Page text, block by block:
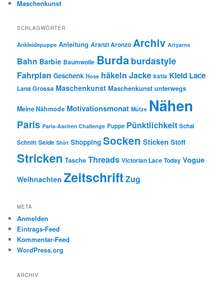
Maschenkunst
SCHLAGWÖRTER
Ankleidepuppe Anleitung Aranzi Aronzo Archiv Artyarns
Bahn Barbie Baumwolle Burda burdastyle
Fahrplan Geschenk Hose häkeln Jacke katia Kleid Lace
Lana Grossa Maschenkunst Maschenkunst unterwegs
Meine Nähmode Motivationsmonat Mütze Nähen
Paris Paris-Aachen Challenge Puppe Pünktlichkeit Schal
Schnitt Seide Shirt Shopping Socken Sticken Stoff
Stricken Tasche Threads Victorian Lace Today Vogue
Weihnachten ZeitschriftZug
META
Anmelden
Eintrags-Feed
Kommentar-Feed
WordPress.org
ARCHIV